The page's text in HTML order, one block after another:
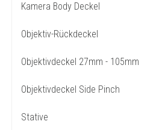
Kamera Body Deckel
Objektiv-Rückdeckel
Objektivdeckel 27mm - 105mm
Objektivdeckel Side Pinch
Stative